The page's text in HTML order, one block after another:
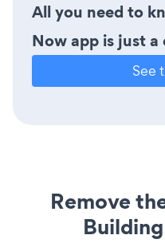
All you need to
Now app is just a
See
Remove